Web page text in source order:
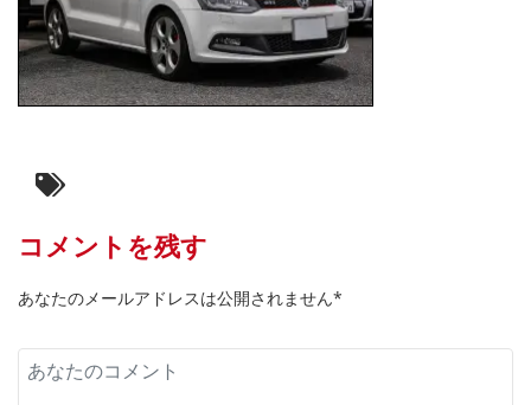
コメントを残す
あなたのメールアドレスは公開されません*